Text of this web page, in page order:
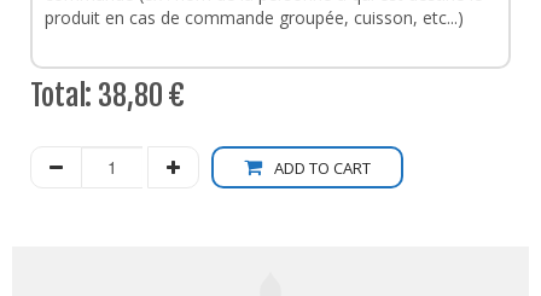
Total: 38,80 €
ADD TO CART